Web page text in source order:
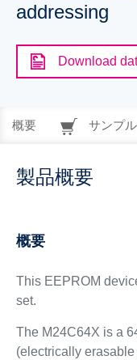
addressing
Download
概要 サンプ
製品概要
概要
This EEPROM
set.
The M24C64X is a
(electrically